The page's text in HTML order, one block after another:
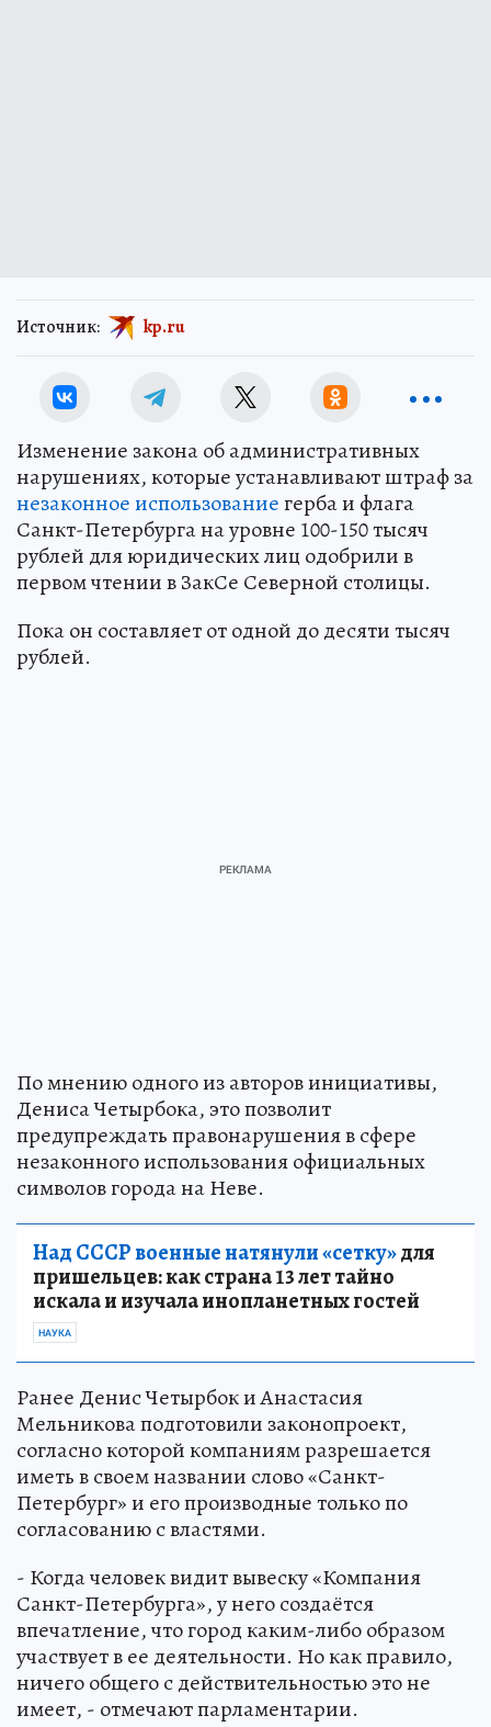
Источник: kp.ru
Изменение закона об административных
нарушениях, которые устанавливают штраф за
незаконное использованиегерба и флага
Санкт-Петербурга на уровне 100-150 тысяч
рублей для юридических лиц одобрили в
первом чтении в ЗакСе Северной столицы.
Пока он составляет от одной до десяти тысяч
рублей.
По мнению одного из авторов инициативы,
Дениса Четырбока, это позволит
предупреждать правонарушения в сфере
незаконного использования официальных
символов города на Неве.
Над СССР военные натянули «сетку»для
пришельцев: как страна 13 лет тайно
искала и изучала инопланетных гостей
НАУКА
Ранее Денис Четырбок и Анастасия
Мельникова подготовили законопроект,
согласно которой компаниям разрешается
иметь в своем названии слово «Санкт-
Петербург» и его производные только по
согласованию с властями.
- Когда человек видит вывеску «Компания
Санкт-Петербурга», у него создаётся
впечатление, что город каким-либо образом
участвует в ее деятельности. Но как правило,
ничего общего с действительностью это не
имеет, - отмечают парламентарии.